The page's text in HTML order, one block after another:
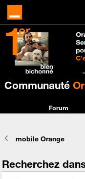
Communauté
Forum
mobile Orange
Recherchez